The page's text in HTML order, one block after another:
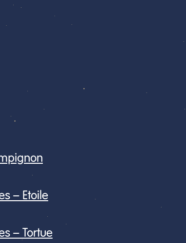
– Etoile
– Tortue